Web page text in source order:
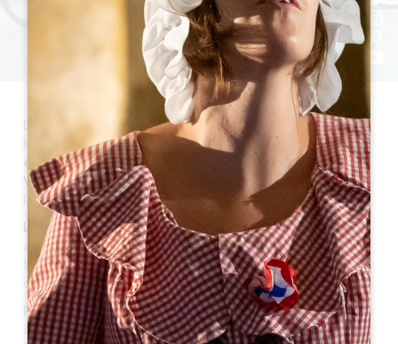
L’Office de Tourisme du Grand Saint-Émilionnais casse
les codes et balance une
mini-série YouTube en 6
épisodesen collab’ avec les
Moustachus en
Vadrouille, ces baroudeurs passionnés qui racontent
la France avec style (et moustache).
La mission ?Comprendre ce qui rend Saint-Émilion
aussi fascinant.
Spoiler alert : ce n’est pasquepour son vin (même si
oui, il est incroyable).
Pendant une semaine, nos trois Moustachus sont partis
à l’aventure
à vélo, caméra au poing, pour parcourir les